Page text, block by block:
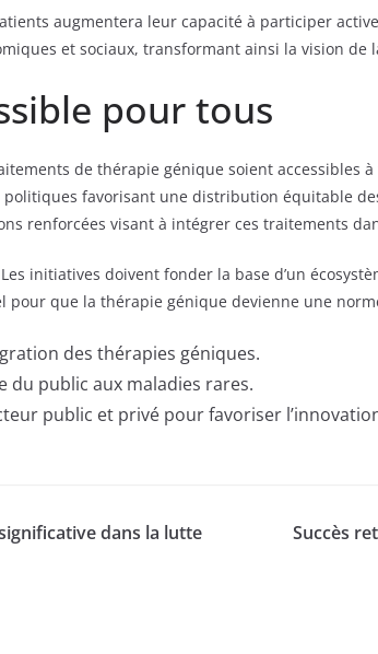
augmentera leur capacité à participer
et sociaux, transformant ainsi la vision de
pour tous
de thérapie génique soient
favorisant une distribution équitable
renforcées visant à intégrer ces traitements
initiatives doivent fonder la base d’un
pour que la thérapie génique devienne une
des thérapies géniques.
du public aux maladies rares.
public et privé pour favoriser
dans la lutte
Succès